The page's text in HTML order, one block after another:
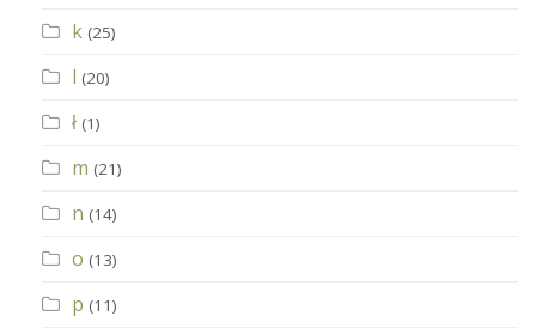
k (25)
l (20)
ł (1)
m (21)
n (14)
o (13)
p (11)